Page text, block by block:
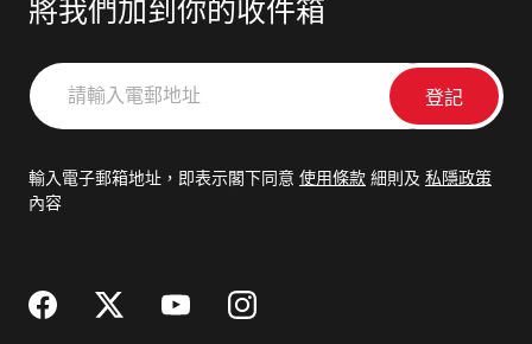
將我們加到你的收件箱
請
輸
郵
輸入電子郵箱地址，即表示閣下同意 使用條款 細則及 私隱政策
內容